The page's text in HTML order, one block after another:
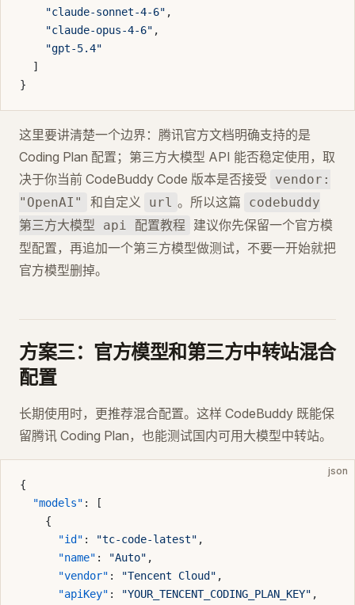
    "claude-sonnet-4-6"
,
    "claude-opus-4-6"
,
    "gpt-5.4"
  ]
}
这里要讲清楚一个边界：腾讯官方文档明确支持的是
Coding Plan 配置；第三方大模型 API 能否稳定使用，取
决于你当前 CodeBuddy Code 版本是否接受
vendor:
"OpenAI"
和自定义 url 。所以这篇
codebuddy
第三方大模型 api 配置教程
建议你先保留一个官方模
型配置，再追加一个第三方模型做测试，不要一开始就把
官方模型删掉。
方案三：官方模型和第三方中转站混合
配置
长期使用时，更推荐混合配置。这样 CodeBuddy 既能保
留腾讯 Coding Plan，也能测试国内可用大模型中转站。
json
{
  "models"
: [
    {
      "id"
: "tc-code-latest" ,
      "name"
: "Auto" ,
      "vendor"
: "Tencent Cloud" ,
      "apiKey"
: "YOUR_TENCENT_CODING_PLAN_KEY" ,